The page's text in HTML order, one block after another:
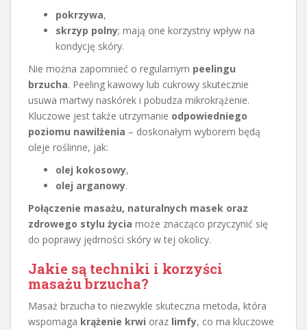
pokrzywa,
skrzyp polny; mają one korzystny wpływ na
kondycję skóry.
Nie można zapomnieć o regularnym peelingu
brzucha. Peeling kawowy lub cukrowy skutecznie
usuwa martwy naskórek i pobudza mikrokrążenie.
Kluczowe jest także utrzymanie odpowiedniego
poziomu nawilżenia – doskonałym wyborem będą
oleje roślinne, jak:
olej kokosowy,
olej arganowy.
Połączenie masażu, naturalnych masek oraz
zdrowego stylu życia może znacząco przyczynić się
do poprawy jędrności skóry w tej okolicy.
Jakie są techniki i korzyści
masażu brzucha?
Masaż brzucha to niezwykle skuteczna metoda, która
wspomaga krążenie krwi oraz limfy, co ma kluczowe